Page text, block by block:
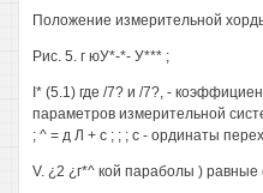
Положение измерительной
Рис. 5. г юУ*-*- У*** ;
I* (5.1) где /7? и /7?, -
параметров измерительной
; ^ = д Л + с ; ; ; с - ординаты
V. ¿2 ¿г*^ кой параболы )